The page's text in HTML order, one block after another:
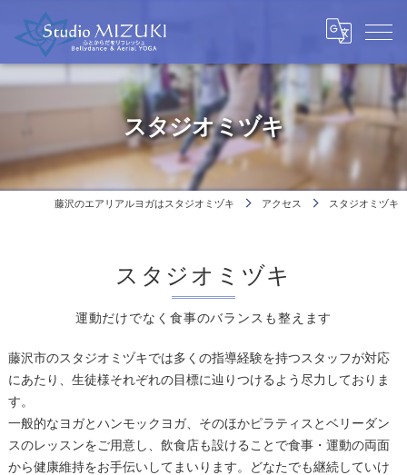
スタジオミヅキ
藤沢のエアリアルヨガはスタジオミヅキ アクセス スタジオミヅキ
運動だけでなく食事のバランスも整えます
スタジオミヅキ
藤沢市のスタジオミヅキでは多くの指導経験を持つスタッフが対応
にあたり、生徒様それぞれの目標に辿りつけるよう尽力しておりま
す。
一般的なヨガとハンモックヨガ、そのほかピラティスとベリーダン
スのレッスンをご用意し、飲食店も設けることで食事・運動の両面
から健康維持をお手伝いしてまいります。どなたでも継続していけ